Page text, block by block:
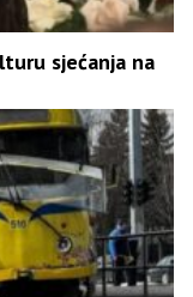
sjećanja na